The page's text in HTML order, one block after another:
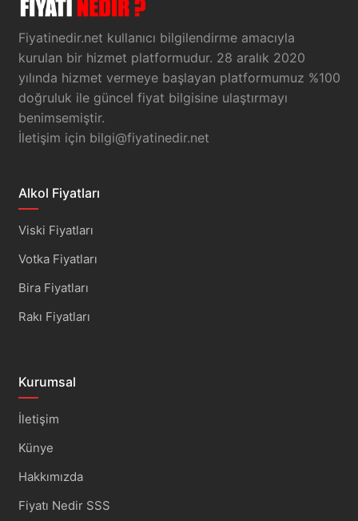
Fiyatinedir.net kullanıcı bilgilendirme amacıyla
kurulan bir hizmet platformudur. 28 aralık 2020
yılında hizmet vermeye başlayan platformumuz %100
doğruluk ile güncel fiyat bilgisine ulaştırmayı
benimsemiştir.
İletişim için bilgi@fiyatinedir.net
Alkol Fiyatları
Viski Fiyatları
Votka Fiyatları
Bira Fiyatları
Rakı Fiyatları
Kurumsal
İletişim
Künye
Hakkımızda
Fiyatı Nedir SSS